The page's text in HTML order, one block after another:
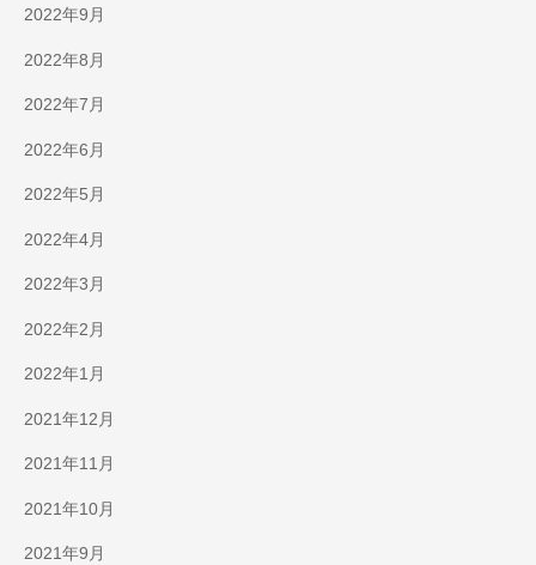
2022年9月
2022年8月
2022年7月
2022年6月
2022年5月
2022年4月
2022年3月
2022年2月
2022年1月
2021年12月
2021年11月
2021年10月
2021年9月